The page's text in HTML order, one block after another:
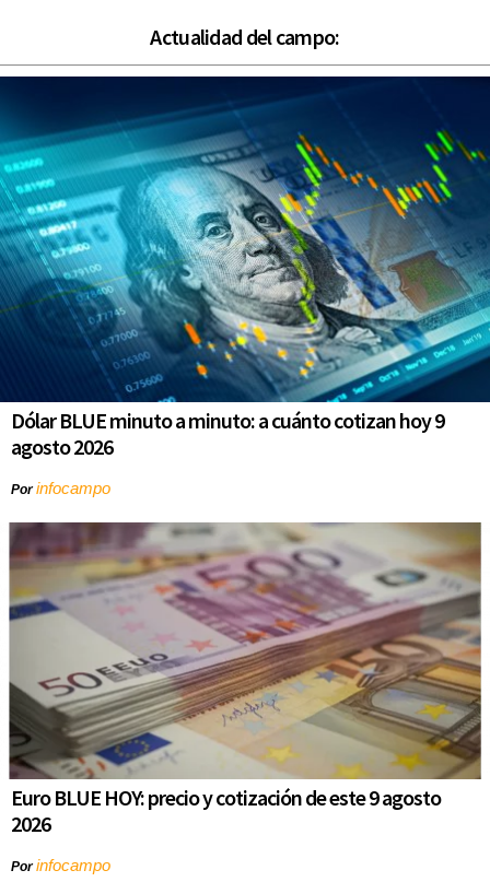
Actualidad del campo:
Dólar BLUE minuto a minuto: a cuánto cotizan hoy 9
agosto 2026
Porinfocampo
Euro BLUE HOY: precio y cotización de este 9 agosto
2026
Porinfocampo